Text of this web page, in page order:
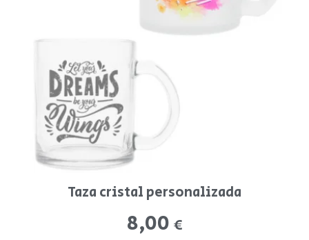
Taza cristal personalizada
8,00 €